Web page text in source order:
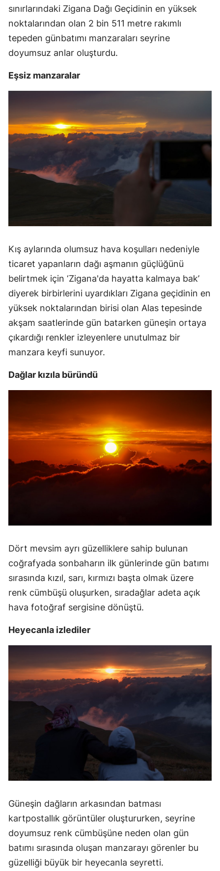
Mersin
İstanbul
Kırklareli
Kırşehir
Malatya
Manisa
Kahramanmaraş
Mardin
Muğla
Muş
Rize
Sakarya
Samsun
Siirt
Tekirdağ
Tokat
Trabzon
Tunceli
Şanlıurfa
Yozgat
Zonguldak
Bayburt
Karaman
Kırıkkale
Şırnak
Bartın
Ardahan
sınırlarındaki Zigana Dağı Geçidinin en yüksek
noktalarından olan 2 bin 511 metre rakımlı
tepeden günbatımı manzaraları seyrine
doyumsuz anlar oluşturdu.
Eşsiz manzaralar
Kış aylarında olumsuz hava koşulları nedeniyle
ticaret yapanların dağı aşmanın güçlüğünü
belirtmek için ‘Zigana'da hayatta kalmaya bak’
diyerek birbirlerini uyardıkları Zigana geçidinin en
yüksek noktalarından birisi olan Alas tepesinde
akşam saatlerinde gün batarken güneşin ortaya
çıkardığı renkler izleyenlere unutulmaz bir
manzara keyfi sunuyor.
Dağlar kızıla büründü
Dört mevsim ayrı güzelliklere sahip bulunan
coğrafyada sonbaharın ilk günlerinde gün batımı
sırasında kızıl, sarı, kırmızı başta olmak üzere
renk cümbüşü oluşurken, sıradağlar adeta açık
hava fotoğraf sergisine dönüştü.
Heyecanla izlediler
Güneşin dağların arkasından batması
kartpostallık görüntüler oluştururken, seyrine
doyumsuz renk cümbüşüne neden olan gün
batımı sırasında oluşan manzarayı görenler bu
güzelliği büyük bir heyecanla seyretti.